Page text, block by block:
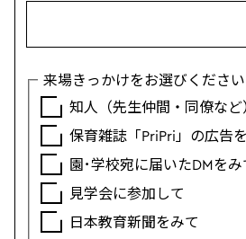
来場きっかけをお選びください
知人（先生仲間・同僚な
保育雑誌「PriPri」の広告
園･学校宛に届いたDMをみ
見学会に参加して
日本教育新聞をみて